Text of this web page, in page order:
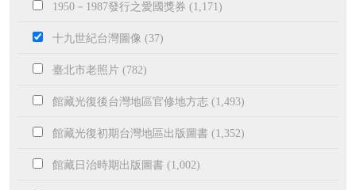
1950－1987發行之愛國獎券 (1,171)
十九世紀台灣圖像 (37)
臺北市老照片 (782)
館藏光復後台灣地區官修地方志 (1,493)
館藏光復初期台灣地區出版圖書 (1,352)
館藏日治時期出版圖書 (1,002)